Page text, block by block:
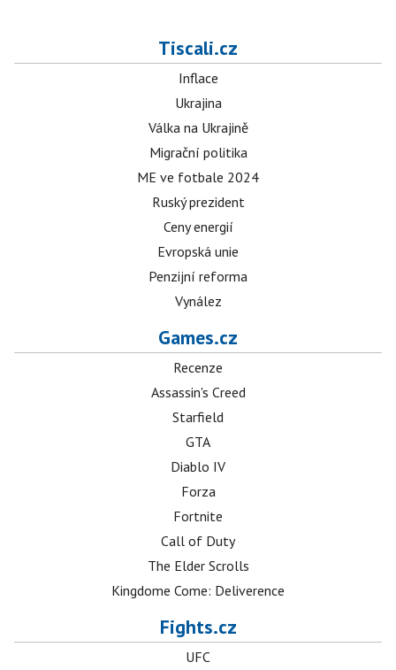
Tiscali.cz
Inflace
Ukrajina
Válka na Ukrajině
Migrační politika
ME ve fotbale 2024
Ruský prezident
Ceny energií
Evropská unie
Penzijní reforma
Vynález
Games.cz
Recenze
Assassin's Creed
Starfield
GTA
Diablo IV
Forza
Fortnite
Call of Duty
The Elder Scrolls
Kingdome Come: Deliverence
Fights.cz
UFC